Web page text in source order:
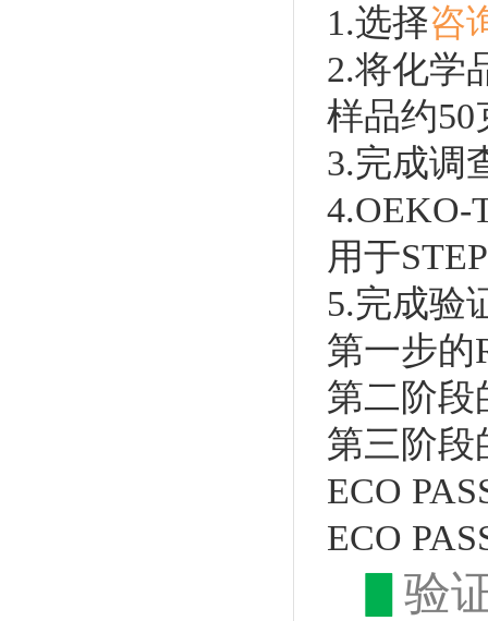
1.选择咨
2.将化学
样品约
3.完成调
用于
5.完成验
第一步的
第二阶段
第三阶段
ECO
ECO
验